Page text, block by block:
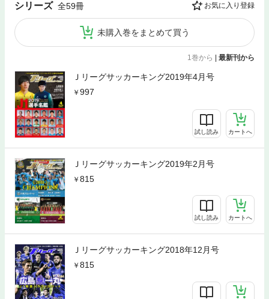
シリーズ 全59冊 お気に入り登録
未購入巻をまとめて買う
1巻から 最新刊から
Ｊリーグサッカーキング2019年4月号
997
試し読み カートへ
Ｊリーグサッカーキング2019年2月号
815
試し読み カートへ
Ｊリーグサッカーキング2018年12月号
815